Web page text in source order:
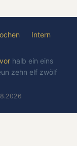
Intern
vor halb ein eins
zehn elf zwölf